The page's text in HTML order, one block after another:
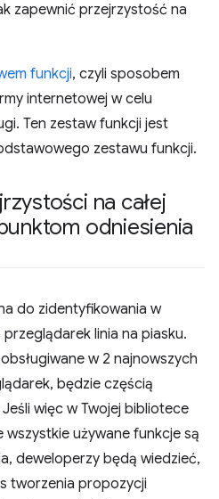
zapewnić przejrzystość na
funkcji, czyli sposobem
internetowej w celu
Ten zestaw funkcji jest
zestawu funkcji.
na całej
odniesienia
do zidentyfikowania w
linia na piasku.
w 2 najnowszych
będzie częścią
więc w Twojej bibliotece
wszystkie używane funkcje są
deweloperzy będą wiedzieć,
tworzenia propozycji